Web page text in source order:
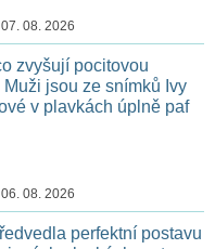
08. 2026
zvyšují pocitovou
Muži jsou ze snímků Ivy
v plavkách úplně paf
08. 2026
perfektní postavu